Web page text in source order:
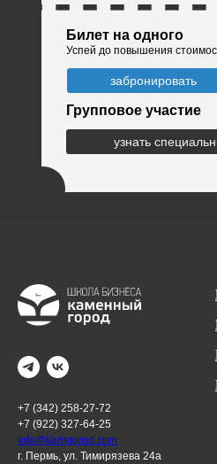
забронировать
узнать
Билет на одного
Групповое участие
Успей до повышения
+7 (342) 258-27-72
+7 (922) 327-64-25
info@kamgorod.com
г. Пермь, ул. Тимирязева 24а